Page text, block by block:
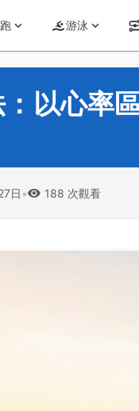
游泳
以心率
日 • 188 次觀看